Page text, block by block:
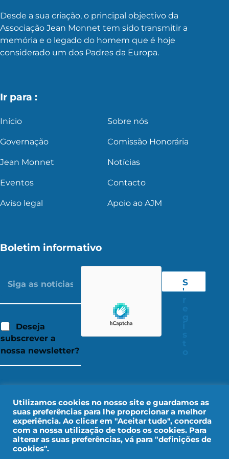
Desde a sua criação, o principal objectivo da
Associação Jean Monnet tem sido transmitir a
memória e o legado do homem que é hoje
considerado um dos Padres da Europa.
Ir para :
Início Sobre nós
Governação Comissão Honorária
Jean Monnet Notícias
Eventos Contacto
Aviso legal Apoio ao AJM
Boletim informativo
Deseja
subscrever a
nossa newsletter?
S
'
Utilizamos cookies no nosso site e guardamos as
suas preferências para lhe proporcionar a melhor
experiência. Ao clicar em "Aceitar tudo", concorda
com a nossa utilização de todos os cookies. Para
alterar as suas preferências, vá para "definições de
cookies".